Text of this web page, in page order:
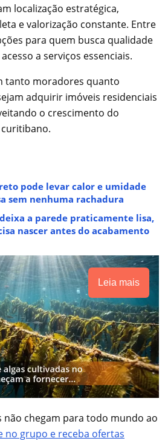
localização estratégica,
e valorização constante. Entre
para quem busca qualidade
a serviços essenciais.
tanto moradores quanto
adquirir imóveis residenciais
o crescimento do
pode levar calor e umidade
sem nenhuma rachadura
a parede praticamente lisa,
nascer antes do acabamento
Leia mais
não chegam para todo mundo ao
no grupo e receba ofertas